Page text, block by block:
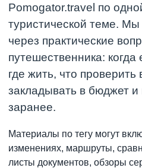
Pomogator.travel по
туристической теме.
через практические
путешественника: когда
где жить, что проверить
закладывать в бюджет и
заранее.
Материалы по тегу могут
изменениях, маршруты,
листы документов, обзоры